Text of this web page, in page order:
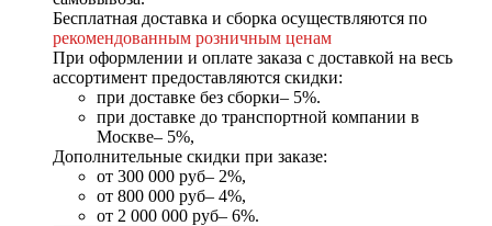
Бесплатная доставка и сборка осуществляются по
рекомендованным розничным ценам
При оформлении и оплате заказа с доставкой на весь
ассортимент предоставляются скидки:
при доставке без сборки– 5%.
при доставке до транспортной компании в
Москве– 5%,
Дополнительные скидки при заказе:
от 300 000 руб– 2%,
от 800 000 руб– 4%,
от 2 000 000 руб– 6%.